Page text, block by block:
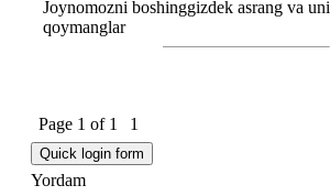
Joynomozni boshinggizdek asrang va
qoymanglar
Page 1 of 1 1
Yordam